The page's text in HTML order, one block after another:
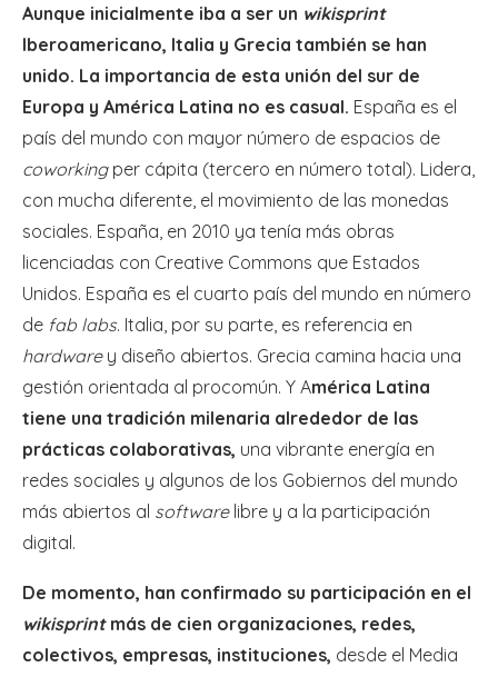
Aunque inicialmente iba a ser un wikisprint
Iberoamericano, Italia y Grecia también se han
unido. La importancia de esta unión del sur de
Europa y América Latina no es casual. España es el
país del mundo con mayor número de espacios de
coworkingper cápita (tercero en número total). Lidera,
con mucha diferente, el movimiento de las monedas
sociales. España, en 2010 ya tenía más obras
licenciadas con Creative Commons que Estados
Unidos. España es el cuarto país del mundo en número
de fab labs. Italia, por su parte, es referencia en
hardwarey diseño abiertos. Grecia camina hacia una
gestión orientada al procomún. Y América Latina
tiene una tradición milenaria alrededor de las
prácticas colaborativas, una vibrante energía en
redes sociales y algunos de los Gobiernos del mundo
más abiertos al softwarelibre y a la participación
digital.
De momento, han confirmado su participación en el
wikisprintmás de cien organizaciones, redes,
colectivos, empresas, instituciones, desde el Media